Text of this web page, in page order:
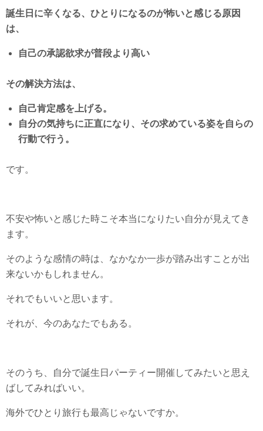
誕生日に辛くなる、ひとりになるのが怖いと感じる原因
は、
自己の承認欲求が普段より高い
その解決方法は、
自己肯定感を上げる。
自分の気持ちに正直になり、その求めている姿を自らの
行動で行う。
です。
不安や怖いと感じた時こそ本当になりたい自分が見えてき
ます。
そのような感情の時は、なかなか一歩が踏み出すことが出
来ないかもしれません。
それでもいいと思います。
それが、今のあなたでもある。
そのうち、自分で誕生日パーティー開催してみたいと思え
ばしてみればいい。
海外でひとり旅行も最高じゃないですか。